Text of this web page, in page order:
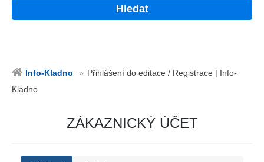
Hledat
Info-Kladno
Přihlášení do editace / Registrace | Info-
Kladno
ZÁKAZNICKÝ ÚČET